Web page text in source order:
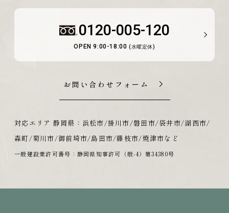
0120-005-120
OPEN 9:00-18:00 (水曜定休)
お問い合わせフォーム
対応エリア 静岡県：浜松市/掛川市/磐田市/袋井市/湖西市/
森町/菊川市/御前埼市/島田市/藤枝市/焼津市など
一般建設業許可番号：静岡県知事許可（般-4）第34380号